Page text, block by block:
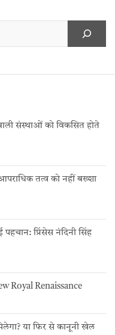
संस्थाओं को विकसित होते
तत्व को नहीं बख्शा
पहचान: प्रिंसेस नंदिनी सिंह
Royal Renaissance
या फिर से कानूनी खेल